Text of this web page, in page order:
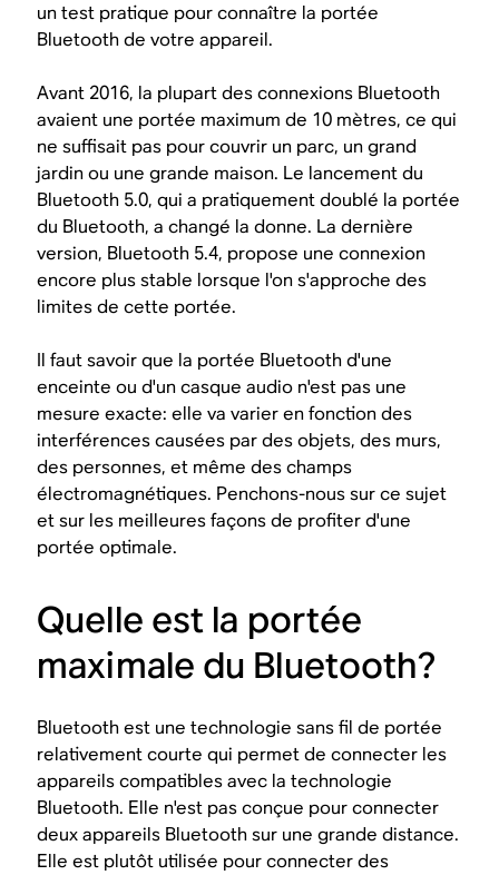
un test pratique pour connaître la portée
Bluetooth de votre appareil.
Avant 2016, la plupart des connexions Bluetooth
avaient une portée maximum de 10 mètres, ce qui
ne suffisait pas pour couvrir un parc, un grand
jardin ou une grande maison. Le lancement du
Bluetooth 5.0, qui a pratiquement doublé la portée
du Bluetooth, a changé la donne. La dernière
version, Bluetooth 5.4, propose une connexion
encore plus stable lorsque l'on s'approche des
limites de cette portée.
Il faut savoir que la portée Bluetooth d'une
enceinte ou d'un casque audio n'est pas une
mesure exacte: elle va varier en fonction des
interférences causées par des objets, des murs,
des personnes, et même des champs
électromagnétiques. Penchons-nous sur ce sujet
et sur les meilleures façons de profiter d'une
portée optimale.
Quelle est la portée
maximale du Bluetooth?
Bluetooth est une technologie sans fil de portée
relativement courte qui permet de connecter les
appareils compatibles avec la technologie
Bluetooth. Elle n'est pas conçue pour connecter
deux appareils Bluetooth sur une grande distance.
Elle est plutôt utilisée pour connecter des